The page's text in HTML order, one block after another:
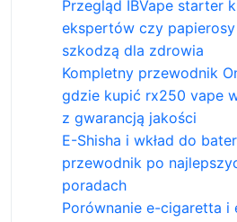
Przegląd IBVape starter
ekspertów czy
szkodzą dla zdrowia
Kompletny przewodnik
gdzie kupić rx250 vape
z gwarancją jakości
E-Shisha i wkład do
przewodnik po
poradach
Porównanie e-cigaretta i